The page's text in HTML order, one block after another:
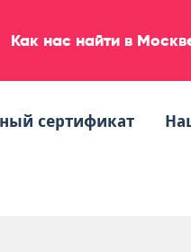
Как нас найти в
сертификат